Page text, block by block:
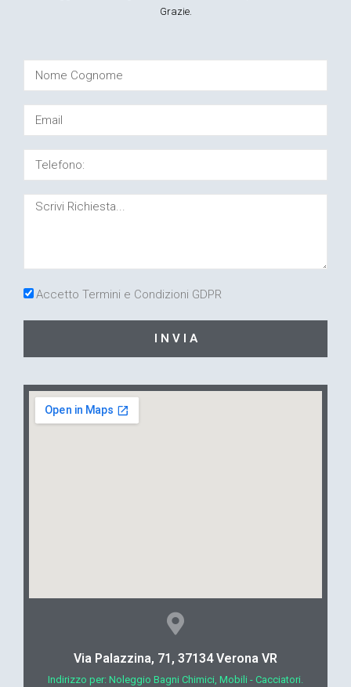
Grazie.
Accetto Termini e Condizioni GDPR
I N V I A
Via Palazzina, 71, 37134 Verona VR
Indirizzo per: Noleggio Bagni Chimici, Mobili - Cacciatori.